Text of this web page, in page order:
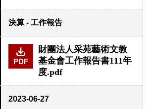
決算 - 工作報告
PDF
財團法人采苑藝術文教
基金會工作報告書111年
度.pdf
2023-06-27